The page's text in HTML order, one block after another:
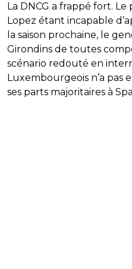
La DNCG a frappé fort.
Lopez étant incapable
la saison prochaine, le
Girondins de toutes
scénario redouté en
Luxembourgeois n’a pas
ses parts majoritaires à